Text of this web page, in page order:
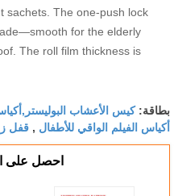
sachets. The one-push lock
for the elderly
The roll film thickness is
product.
بطاقة:كيس الأعشاب
أكياس الفيلم الواقي للأطفال , قفل
احصل على